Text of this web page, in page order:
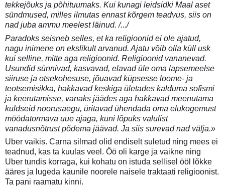
tekkejõuks ja põhituumaks. Kui kunagi leidsidki Maal aset
sündmused, milles ilmutas ennast kõrgem teadvus, siis on
nad juba ammu meelest läinud. /.../
Paradoks seisneb selles, et ka religioonid ei ole ajatud,
nagu inimene on ekslikult arvanud. Ajatu võib olla küll usk
kui selline, mitte aga religioonid. Religioonid vananevad.
Usundid sünnivad, kasvavad, elavad üle oma lapsemeelse
siiruse ja otsekohesuse, jõuavad küpsesse loome- ja
teotsemisikka, hakkavad keskiga ületades kalduma sofismi
ja keerutamisse, vanaks jäädes aga hakkavad meenutama
kuldseid noorusaegu, üritavad ühendada oma elukogemust
möödatormava uue ajaga, kuni lõpuks valulist
vanadusnõtrust põdema jäävad. Ja siis surevad nad välja.»
Uber vaikis. Carna silmad olid endiselt suletud ning mees ei
teadnud, kas ta kuulas veel. Öö oli karge ja vaikne ning
Uber tundis korraga, kui kohatu on istuda sellisel ööl lõkke
ääres ja lugeda kaunile noorele naisele traktaati religioonist.
Ta pani raamatu kinni.